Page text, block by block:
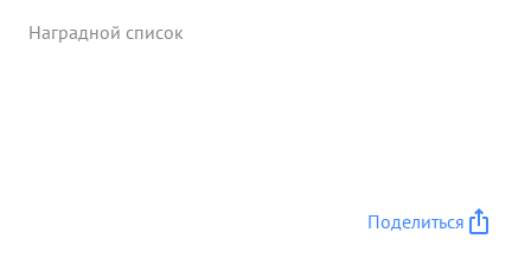
Наградной список
Поделиться